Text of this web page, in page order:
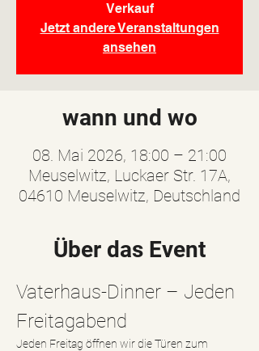
Verkauf
Jetzt andere Veranstaltungen
ansehen
wann und wo
08. Mai 2026, 18:00 – 21:00
Meuselwitz, Luckaer Str. 17A,
04610 Meuselwitz, Deutschland
Über das Event
Vaterhaus-Dinner – Jeden
Freitagabend
Jeden Freitag öffnen wir die Türen zum